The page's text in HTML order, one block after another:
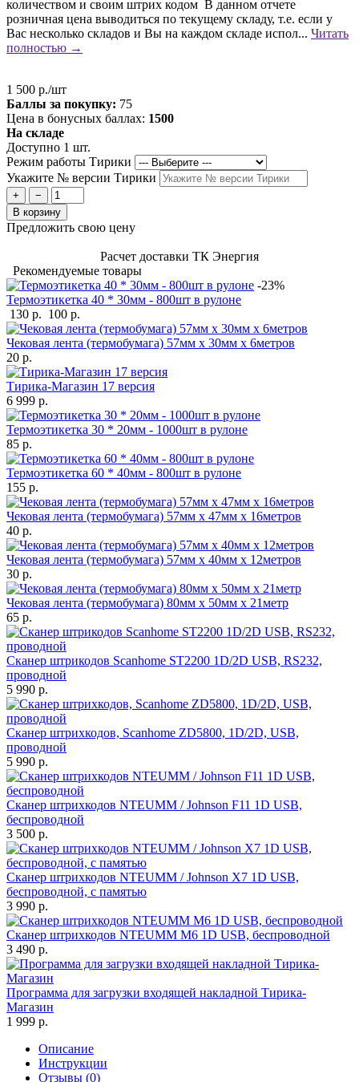
количеством и своим штрих кодом В данном отчете
розничная цена выводиться по текущему складу, т.е. если у
Вас несколько складов и Вы на каждом складе испол... Читать
полностью →
1 500 р./шт
Баллы за покупку: 75
Цена в бонусных баллах: 1500
На складе
Доступно 1 шт.
Режим работы Тирики
Укажите № версии Тирики
+
−
В корзину
Предложить свою цену
Расчет доставки ТК Энергия
Рекомендуемые товары
-23%
Термоэтикетка 40 * 30мм - 800шт в рулоне
130 р. 100 р.
Чековая лента (термобумага) 57мм x 30мм х 6метров
20 р.
Тирика-Магазин 17 версия
6 999 р.
Термоэтикетка 30 * 20мм - 1000шт в рулоне
85 р.
Термоэтикетка 60 * 40мм - 800шт в рулоне
155 р.
Чековая лента (термобумага) 57мм x 47мм х 16метров
40 р.
Чековая лента (термобумага) 57мм x 40мм х 12метров
30 р.
Чековая лента (термобумага) 80мм x 50мм х 21метр
65 р.
Сканер штрикодов Scanhome ST2200 1D/2D USB, RS232,
проводной
5 990 р.
Сканер штрихкодов, Scanhome ZD5800, 1D/2D, USB,
проводной
5 990 р.
Сканер штрихкодов NTEUMM / Johnson F11 1D USB,
беспроводной
3 500 р.
Сканер штрихкодов NTEUMM / Johnson X7 1D USB,
беспроводной, с памятью
3 990 р.
Сканер штрихкодов NTEUMM M6 1D USB, беспроводной
3 490 р.
Программа для загрузки входящей накладной Тирика-
Магазин
1 999 р.
Описание
Инструкции
Отзывы (0)